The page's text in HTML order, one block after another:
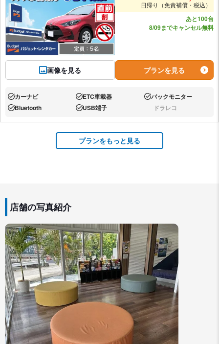
画像を見る
日帰り（免責補償・税込）
あと100台
8/09までキャンセル無料
プランを見る
あり:カーナビ あり:ETC車載器 あり:バックモニター
あり:Bluetooth あり:USB端子 なし:ドラレコ
プランをもっと見る
店舗の写真紹介